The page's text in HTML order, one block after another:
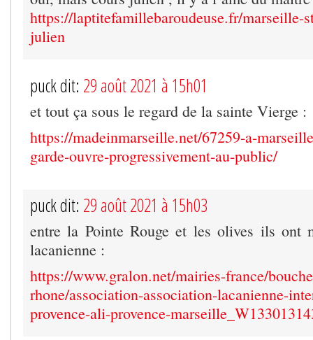
https://laptitefamillebaroudeuse.fr/marseille-
julien
puck dit: 29 août 2021 à 15h01
et tout ça sous le regard de la sainte Vierge :
https://madeinmarseille.net/67259-a-
garde-ouvre-progressivement-au-public/
puck dit: 29 août 2021 à 15h03
entre la Pointe Rouge et les olives ils ont
lacanienne :
https://www.gralon.net/mairies-france/
rhone/association-association-lacanienne-
provence-ali-provence-